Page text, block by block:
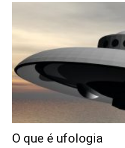
O que é ufologia